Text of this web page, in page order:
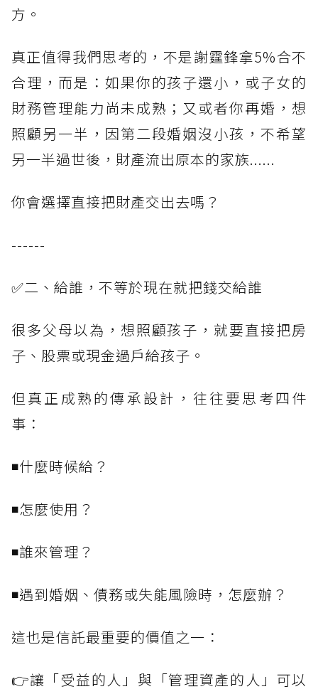
方。
真正值得我們思考的，不是謝霆鋒拿5%合不
合理，而是：如果你的孩子還小，或子女的
財務管理能力尚未成熟；又或者你再婚，想
照顧另一半，因第二段婚姻沒小孩，不希望
另一半過世後，財產流出原本的家族......
你會選擇直接把財產交出去嗎？
------
✅二、給誰，不等於現在就把錢交給誰
很多父母以為，想照顧孩子，就要直接把房
子、股票或現金過戶給孩子。
但真正成熟的傳承設計，往往要思考四件
事：
◾什麼時候給？
◾怎麼使用？
◾誰來管理？
◾遇到婚姻、債務或失能風險時，怎麼辦？
這也是信託最重要的價值之一：
👉讓「受益的人」與「管理資產的人」可以